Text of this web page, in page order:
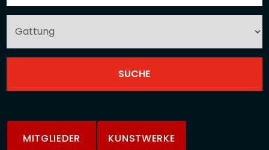
MITGLIEDER KUNSTWERKE